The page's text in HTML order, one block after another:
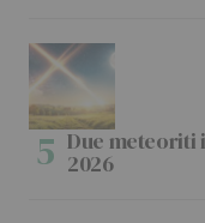
Due meteoriti
2026